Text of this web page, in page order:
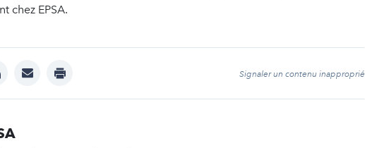
chez EPSA.
mail print Signaler un contenu inapproprié